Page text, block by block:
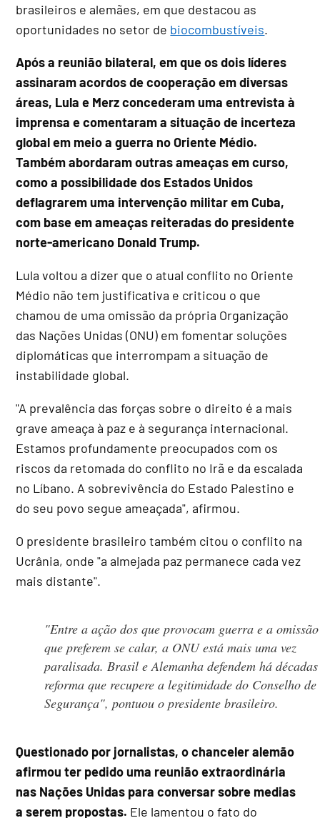
brasileiros e alemães, em que destacou as
oportunidades no setor de biocombustíveis.
Após a reunião bilateral, em que os dois líderes
assinaram acordos de cooperação em diversas
áreas, Lula e Merz concederam uma entrevista à
imprensa e comentaram a situação de incerteza
global em meio a guerra no Oriente Médio.
Também abordaram outras ameaças em curso,
como a possibilidade dos Estados Unidos
deflagrarem uma intervenção militar em Cuba,
com base em ameaças reiteradas do presidente
norte-americano Donald Trump.
Lula voltou a dizer que o atual conflito no Oriente
Médio não tem justificativa e criticou o que
chamou de uma omissão da própria Organização
das Nações Unidas (ONU) em fomentar soluções
diplomáticas que interrompam a situação de
instabilidade global.
"A prevalência das forças sobre o direito é a mais
grave ameaça à paz e à segurança internacional.
Estamos profundamente preocupados com os
riscos da retomada do conflito no Irã e da escalada
no Líbano. A sobrevivência do Estado Palestino e
do seu povo segue ameaçada", afirmou.
O presidente brasileiro também citou o conflito na
Ucrânia, onde "a almejada paz permanece cada vez
mais distante".
"Entre a ação dos que provocam guerra e a
que preferem se calar, a ONU está mais uma vez
paralisada. Brasil e Alemanha defendem há
reforma que recupere a legitimidade do Conselho de
Segurança", pontuou o presidente brasileiro.
Questionado por jornalistas, o chanceler alemão
afirmou ter pedido uma reunião extraordinária
nas Nações Unidas para conversar sobre medias
a serem propostas. Ele lamentou o fato do